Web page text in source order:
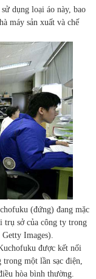
dụng loại áo này, bao
máy sản xuất và chế
(đứng) đang mặc
trụ sở của công ty trong
Images).
được kết nối
một lần sạc điện,
hòa bình thường.